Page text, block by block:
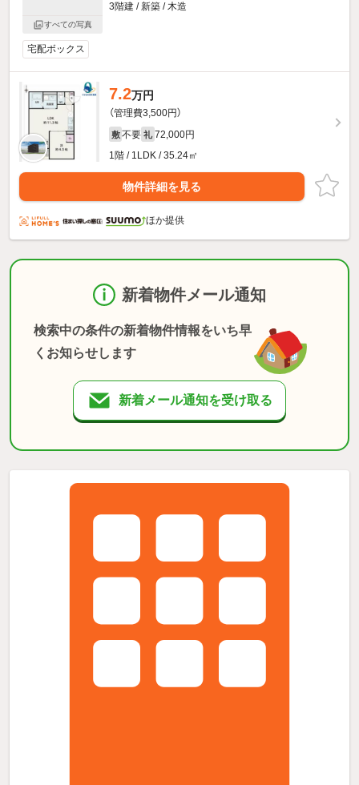
すべての写真
3階建 / 新築 / 木造
宅配ボックス
7.2万円
（管理費3,500円）
敷 不要 礼 72,000円
1階 / 1LDK / 35.24㎡
物件詳細を見る
ほか提供
新着物件メール通知
検索中の条件の新着物件情報をいち早
くお知らせします
新着メール通知を受け取る